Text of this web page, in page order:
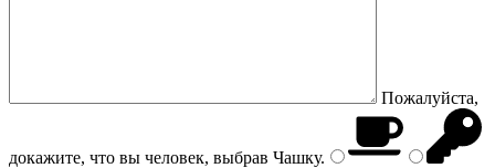
Пожалуйста,
докажите, что вы человек, выбрав Чашку.